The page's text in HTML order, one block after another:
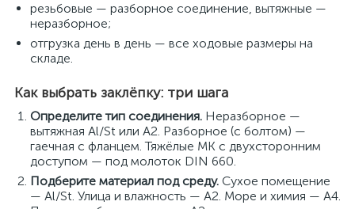
резьбовые — разборное соединение, вытяжные —
неразборное;
отгрузка день в день — все ходовые размеры на
складе.
Как выбрать заклёпку: три шага
Определите тип соединения. Неразборное —
вытяжная Al/St или A2. Разборное (с болтом) —
гаечная с фланцем. Тяжёлые МК с двухсторонним
доступом — под молоток DIN 660.
Подберите материал под среду. Сухое помещение
— Al/St. Улица и влажность — A2. Море и химия — A4.